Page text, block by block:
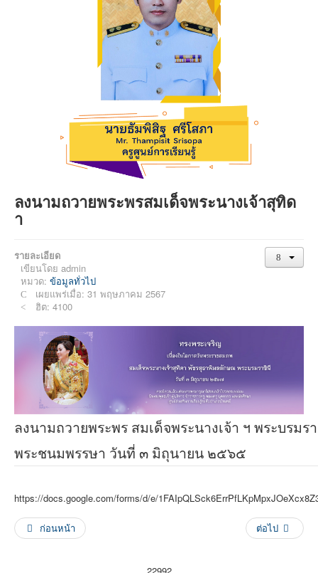
ลงนามถวายพระพรสมเด็จพระนางเจ้าสุทิด
า
รายละเอียด
เขียนโดย admin
หมวด: ข้อมูลทั่วไป
เผยแพร่เมื่อ: 31 พฤษภาคม 2567
ฮิต: 4100
ลงนามถวายพระพร สมเด็จพระนางเจ้า ฯ พระบรม
พระชนมพรรษา วันที่ ๓ มิถุนายน ๒๕๖๕
https://docs.google.com/forms/d/e/
ก่อนหน้า ต่อไป